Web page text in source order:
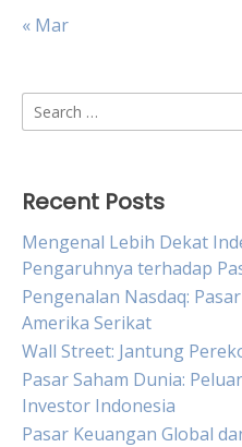
« Mar
Search
for:
Recent Posts
Mengenal Lebih Dekat
Pengaruhnya terhadap
Pengenalan Nasdaq:
Amerika Serikat
Wall Street: Jantung
Pasar Saham Dunia:
Investor Indonesia
Pasar Keuangan Global